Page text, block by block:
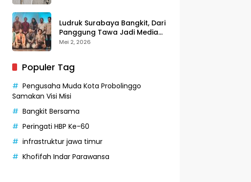
Ludruk Surabaya Bangkit, Dari
Panggung Tawa Jadi Media
Kritik Sosial
Mei 2, 2026
Populer Tag
Pengusaha Muda Kota Probolinggo
Samakan Visi Misi
Bangkit Bersama
Peringati HBP Ke-60
infrastruktur jawa timur
Khofifah Indar Parawansa